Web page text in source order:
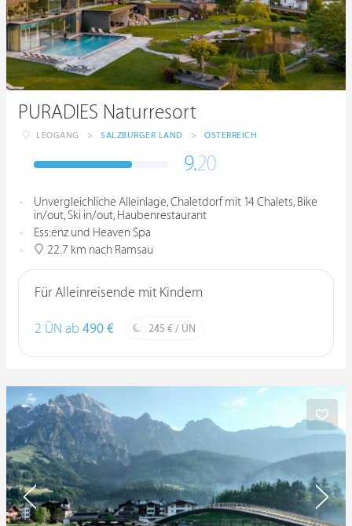
PURADIES Naturresort
LEOGANG > SALZBURGER LAND > ÖSTERREICH
9.20
Unvergleichliche Alleinlage, Chaletdorf mit 14 Chalets, Bike
in/out, Ski in/out, Haubenrestaurant
Ess:enz und Heaven Spa
22.7 km nach Ramsau
Für Alleinreisende mit Kindern
2 ÜN ab 490 € 245 € / ÜN